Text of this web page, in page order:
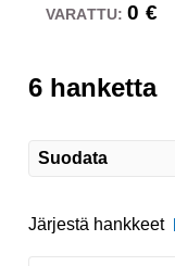
VARATTU:0 €
6 hanketta
Suodata
Järjestä hankkeet